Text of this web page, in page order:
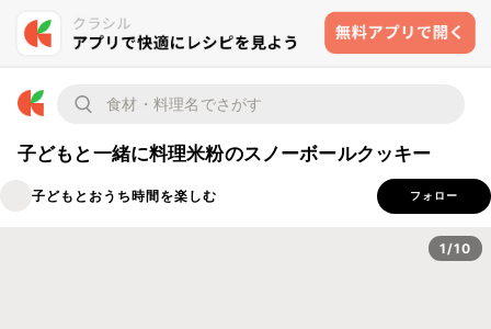
子どもと一緒に料理米粉のスノーボールクッキー
子どもとおうち時間を楽しむ フォロー
1/10